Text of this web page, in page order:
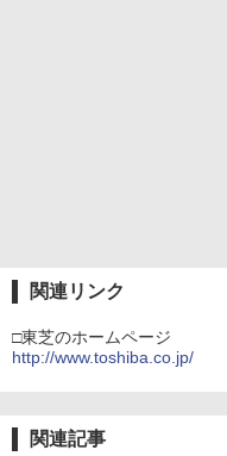
関連リンク
□東芝のホームページ
http://www.toshiba.co.jp/
関連記事